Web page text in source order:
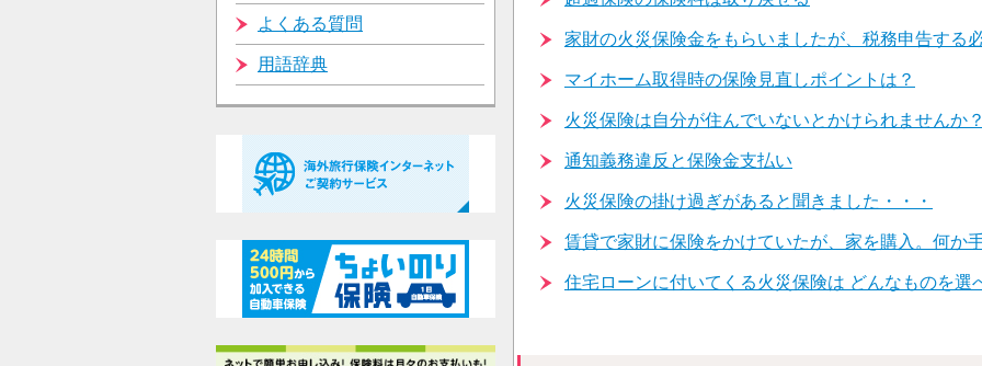
家財の火災保険金をもらいましたが、税務申告する
マイホーム取得時の保険見直しポイントは？
火災保険は自分が住んでいないとかけられませんか？
通知義務違反と保険金支払い
火災保険の掛け過ぎがあると聞きました・・・
賃貸で家財に保険をかけていたが、家を購入。何か
住宅ローンに付いてくる火災保険は どんなものを選
よくある質問
用語辞典